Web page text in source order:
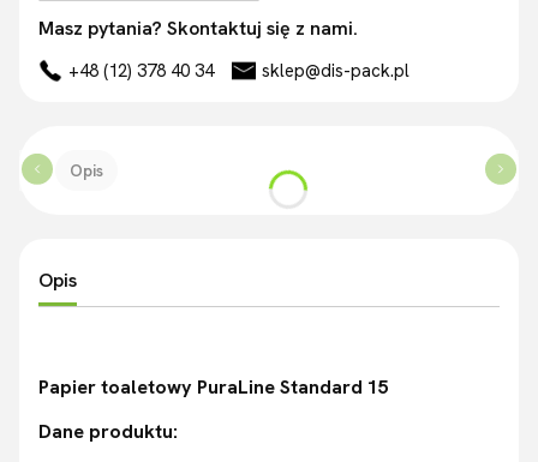
Masz pytania? Skontaktuj się z nami.
+48 (12) 378 40 34 sklep@dis-pack.pl
Opis
Opis
Papier toaletowy PuraLine Standard 15
Dane produktu: